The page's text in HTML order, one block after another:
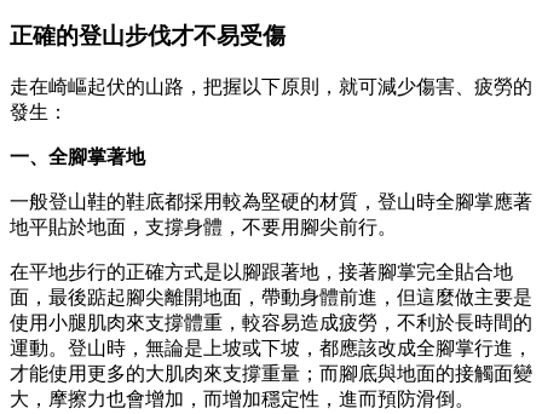
正確的登山步伐才不易受傷
走在崎嶇起伏的山路，把握以下原則，就可減少傷害、疲勞的
發生：
一、全腳掌著地
一般登山鞋的鞋底都採用較為堅硬的材質，登山時全腳掌應著
地平貼於地面，支撐身體，不要用腳尖前行。
在平地步行的正確方式是以腳跟著地，接著腳掌完全貼合地
面，最後踮起腳尖離開地面，帶動身體前進，但這麼做主要是
使用小腿肌肉來支撐體重，較容易造成疲勞，不利於長時間的
運動。登山時，無論是上坡或下坡，都應該改成全腳掌行進，
才能使用更多的大肌肉來支撐重量；而腳底與地面的接觸面變
大，摩擦力也會增加，而增加穩定性，進而預防滑倒。